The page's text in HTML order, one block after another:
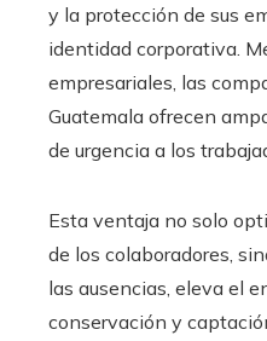
y la protección de sus
identidad corporativa.
empresariales, las
Guatemala ofrecen
de urgencia a los
Esta ventaja no solo
de los colaboradores,
las ausencias, eleva el
conservación y